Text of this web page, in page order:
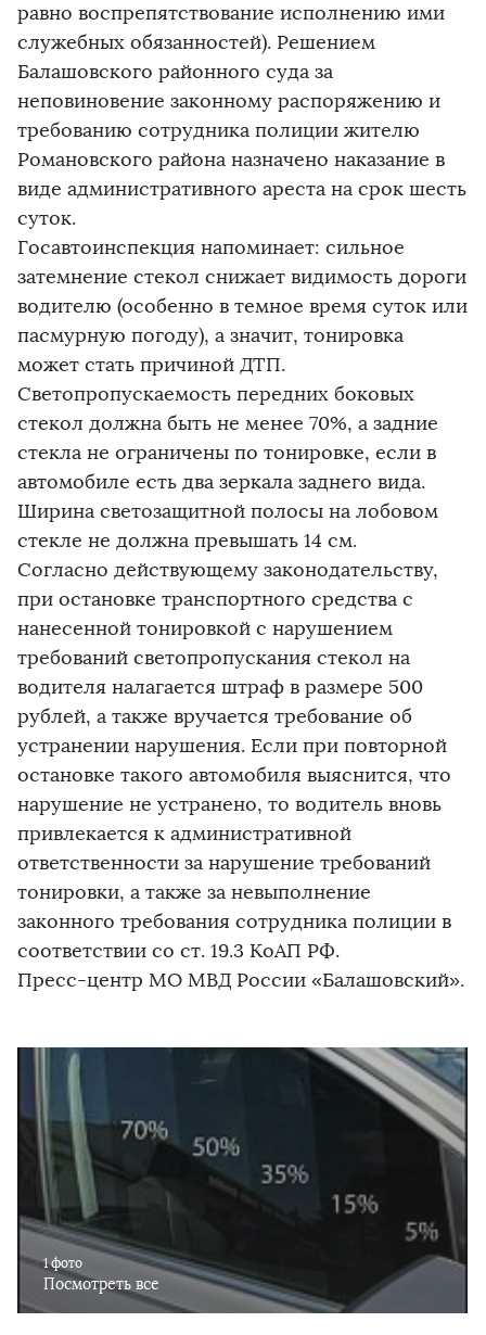
равно воспрепятствование исполнению ими
служебных обязанностей). Решением
Балашовского районного суда за
неповиновение законному распоряжению и
требованию сотрудника полиции жителю
Романовского района назначено наказание в
виде административного ареста на срок шесть
суток.
Госавтоинспекция напоминает: сильное
затемнение стекол снижает видимость дороги
водителю (особенно в темное время суток или
пасмурную погоду), а значит, тонировка
может стать причиной ДТП.
Светопропускаемость передних боковых
стекол должна быть не менее 70%, а задние
стекла не ограничены по тонировке, если в
автомобиле есть два зеркала заднего вида.
Ширина светозащитной полосы на лобовом
стекле не должна превышать 14 см.
Согласно действующему законодательству,
при остановке транспортного средства с
нанесенной тонировкой с нарушением
требований светопропускания стекол на
водителя налагается штраф в размере 500
рублей, а также вручается требование об
устранении нарушения. Если при повторной
остановке такого автомобиля выяснится, что
нарушение не устранено, то водитель вновь
привлекается к административной
ответственности за нарушение требований
тонировки, а также за невыполнение
законного требования сотрудника полиции в
соответствии со ст. 19.3 КоАП РФ.
Пресс-центр МО МВД России «Балашовский».
1 фото
Посмотреть все